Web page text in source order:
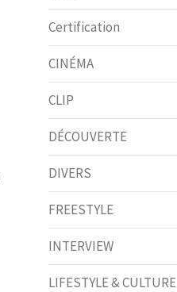
Certification
CINÉMA
CLIP
DÉCOUVERTE
DIVERS
FREESTYLE
INTERVIEW
LIFESTYLE & CULTURE